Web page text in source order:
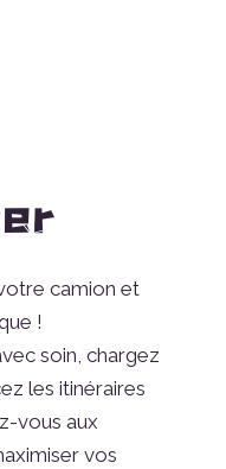
camion et
!
soin, chargez
les itinéraires
vous aux
vos